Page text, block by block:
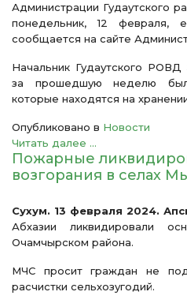
Администрации Гудаутского
понедельник, 12 февраля,
сообщается на сайте
Начальник Гудаутского
за прошедшую неделю
которые находятся на
Опубликовано в Новости
Читать далее ...
Пожарные
возгорания в селах
Сухум. 13 февраля 2024.
Абхазии ликвидировали
Очамчырском района.
МЧС просит граждан не
расчистки сельхозугодий.